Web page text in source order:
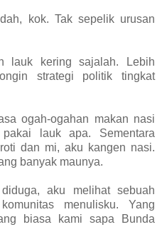
kok. Tak sepelik urusan
lauk kering sajalah. Lebih
strategi politik tingkat
ogah-ogahan makan nasi
lauk apa. Sementara
dan mi, aku kangen nasi.
banyak maunya.
aku melihat sebuah
menulisku. Yang
biasa kami sapa Bunda